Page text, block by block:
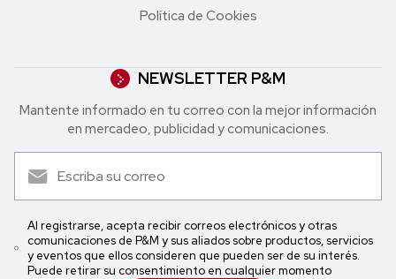
Política de Cookies
NEWSLETTER P&M
Mantente informado en tu correo con la mejor in formación
en mercadeo, publicidad y comunicaciones.
Al registrarse, acepta recibir correos electrónicos y otras
comunicaciones de P&M y sus aliados sobre productos, servicios
y eventos que ellos consideren que pueden ser de su interés.
Puede retirar su consentimiento en cualquier momento